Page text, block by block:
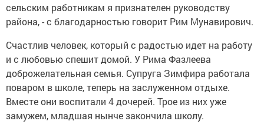
сельским работникам я признателен руководству
района, - с благодарностью говорит Рим Мунавирович.
Счастлив человек, который с радостью идет на работу
и с любовью спешит домой. У Рима Фазлеева
доброжелательная семья. Супруга Зимфира работала
поваром в школе, теперь на заслуженном отдыхе.
Вместе они воспитали 4 дочерей. Трое из них уже
замужем, младшая нынче закончила школу.